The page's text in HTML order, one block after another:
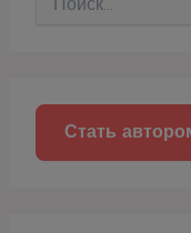
Стать